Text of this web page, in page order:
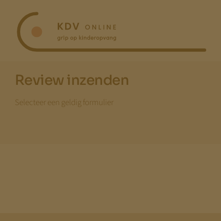
inhoud
Review inzenden
Selecteer een geldig formulier